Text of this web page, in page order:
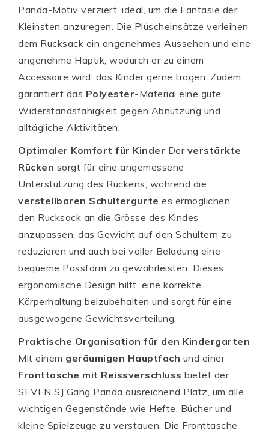
Panda-Motiv verziert, ideal, um die Fantasie der
Kleinsten anzuregen. Die Plüscheinsätze verleihen
dem Rucksack ein angenehmes Aussehen und eine
angenehme Haptik, wodurch er zu einem
Accessoire wird, das Kinder gerne tragen. Zudem
garantiert das Polyester-Material eine gute
Widerstandsfähigkeit gegen Abnutzung und
alltägliche Aktivitäten.
Optimaler Komfort für Kinder Der verstärkte
Rücken sorgt für eine angemessene
Unterstützung des Rückens, während die
verstellbaren Schultergurte es ermöglichen,
den Rucksack an die Grösse des Kindes
anzupassen, das Gewicht auf den Schultern zu
reduzieren und auch bei voller Beladung eine
bequeme Passform zu gewährleisten. Dieses
ergonomische Design hilft, eine korrekte
Körperhaltung beizubehalten und sorgt für eine
ausgewogene Gewichtsverteilung.
Praktische Organisation für den Kindergarten
Mit einem geräumigen Hauptfach und einer
Fronttasche mit Reissverschluss bietet der
SEVEN SJ Gang Panda ausreichend Platz, um alle
wichtigen Gegenstände wie Hefte, Bücher und
kleine Spielzeuge zu verstauen. Die Fronttasche